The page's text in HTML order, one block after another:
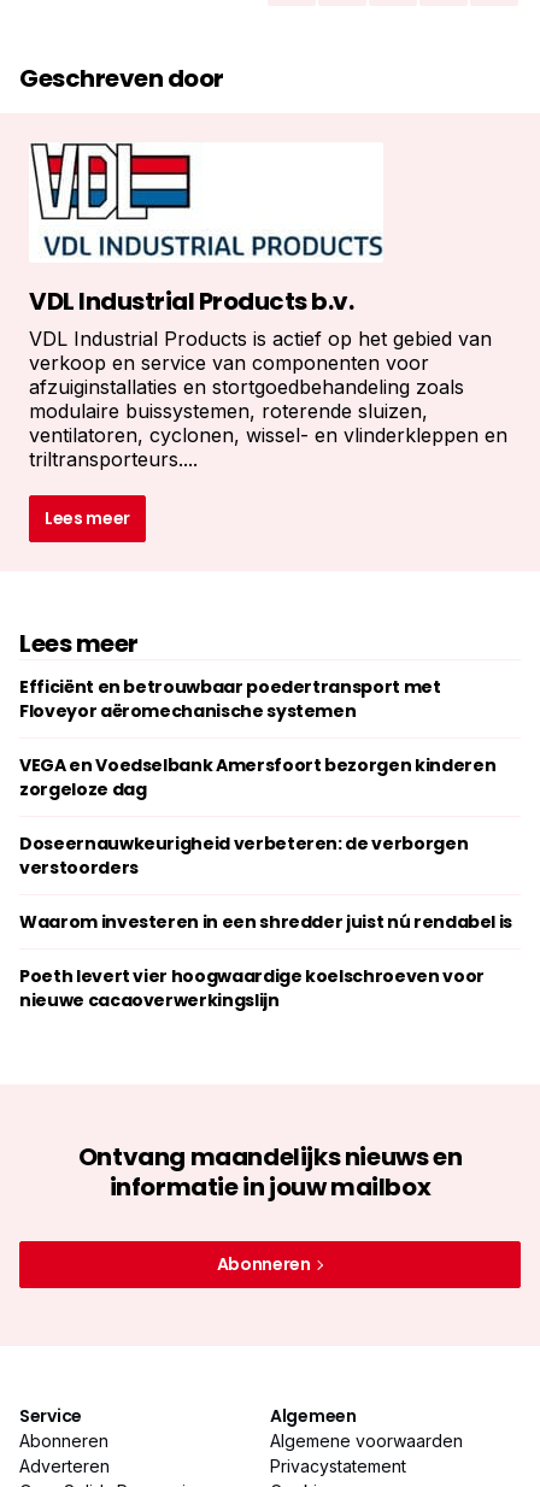
Geschreven door
VDL Industrial Products b.v.
VDL Industrial Products is actief op het gebied van
verkoop en service van componenten voor
afzuiginstallaties en stortgoedbehandeling zoals
modulaire buissystemen, roterende sluizen,
ventilatoren, cyclonen, wissel- en vlinderkleppen en
triltransporteurs....
Lees meer
Lees meer
Efficiënt en betrouwbaar poedertransport met
Floveyor aëromechanische systemen
VEGA en Voedselbank Amersfoort bezorgen kinderen
zorgeloze dag
Doseernauwkeurigheid verbeteren: de verborgen
verstoorders
Waarom investeren in een shredder juist nú rendabel is
Poeth levert vier hoogwaardige koelschroeven voor
nieuwe cacaoverwerkingslijn
Ontvang maandelijks nieuws en
informatie in jouw mailbox
Abonneren
Service
Abonneren
Adverteren
Algemeen
Algemene voorwaarden
Privacystatement